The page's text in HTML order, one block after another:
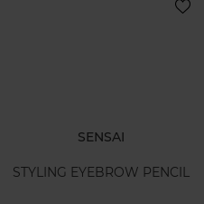
SENSAI
STYLING EYEBROW PENCIL